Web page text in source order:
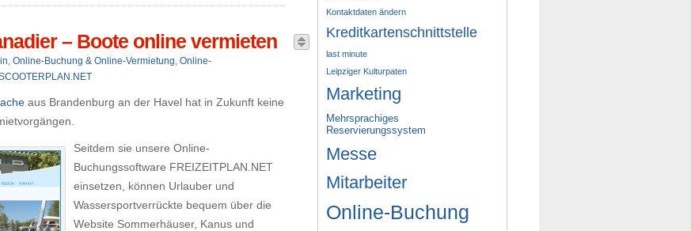
Kontaktdaten ändern
Kreditkartenschnittstelle
last minute
Leipziger Kulturpaten
Marketing
Mehrsprachiges
Reservierungssystem
Messe
Mitarbeiter
Online-Buchung
– Boote online vermieten
, Online-Buchung & Online-Vermietung, Online-
aus Brandenburg an der Havel hat in Zukunft keine
Seitdem sie unsere Online-
Buchungssoftware FREIZEITPLAN.NET
einsetzen, können Urlauber und
Wassersportverrückte bequem über die
Website Sommerhäuser, Kanus und